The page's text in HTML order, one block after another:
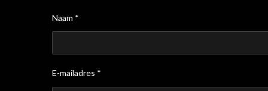
Naam *
E-mailadres *